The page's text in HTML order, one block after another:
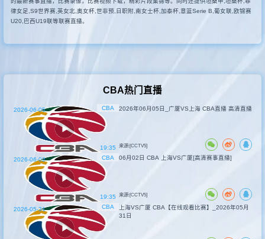
律女足,S9世界赛,英女北,奥女杯,世非预,日职附,南女士杯,加泰杯,意篮Serie B,葡女联,欧锦赛
U20,巴西U19联等联赛直播。
CBA热门直播
CBA
19:35
2026-06-05 2026年06月05日_广厦VS上海 CBA直播 高清直播
来源:[CCTV5]
CBA
19:35
2026-06-02 06月02日 CBA 上海VS广厦[高清赛事直播]
来源:[CCTV5]
CBA
2026-05-31
上海VS广厦 CBA【在线观看比赛】_2026年05月
31日